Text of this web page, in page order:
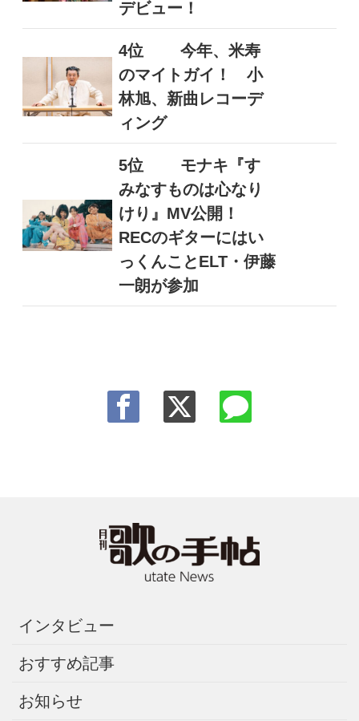
デビュー！
4位
今年、米寿
のマイトガイ！ 小
林旭、新曲レコーデ
ィング
5位
モナキ『す
みなすものは心なり
けり』MV公開！
RECのギターにはい
っくんことELT・伊藤
一朗が参加
インタビュー
おすすめ記事
お知らせ